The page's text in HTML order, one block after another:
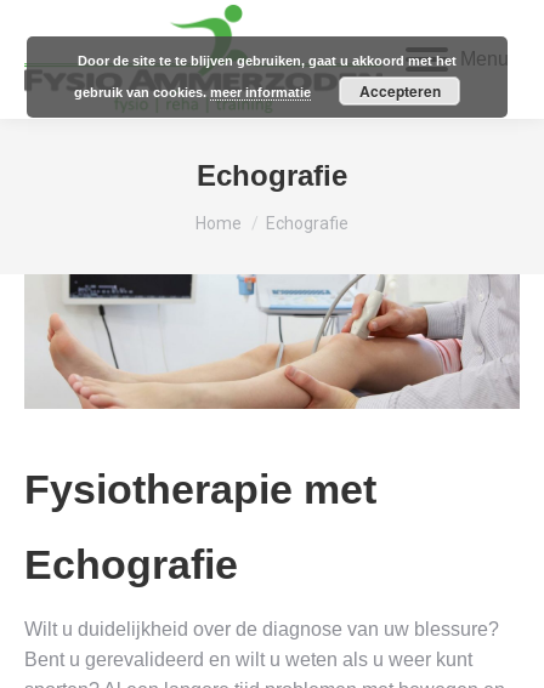
Menu
Echografie
Je bent hier:
Home Echografie
Fysiotherapie met
Echografie
Wilt u duidelijkheid over de diagnose van uw blessure?
Bent u gerevalideerd en wilt u weten als u weer kunt
Door de site te te blijven gebruiken, gaat u akkoord met het
gebruik van cookies.meer informatie Accepteren